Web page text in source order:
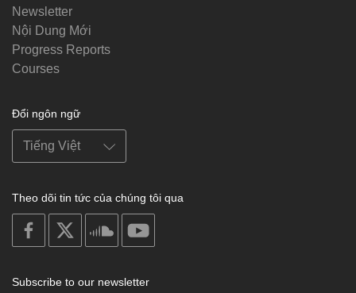
Newsletter
Nội Dung Mới
Progress Reports
Courses
Đổi ngôn ngữ
Theo dõi tin tức của chúng tôi qua
on
facebook
soundcloud
Subscribe to our newsletter